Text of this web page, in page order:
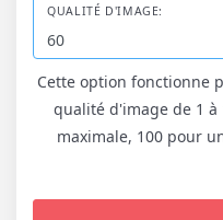
QUALITÉ D'IMAGE:
Cette option fonctionne
qualité d'image de 1 à
maximale, 100 pour